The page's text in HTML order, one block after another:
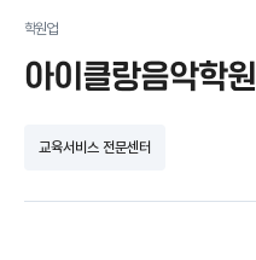
학원업
아이클랑음악학원
교육서비스 전문센터